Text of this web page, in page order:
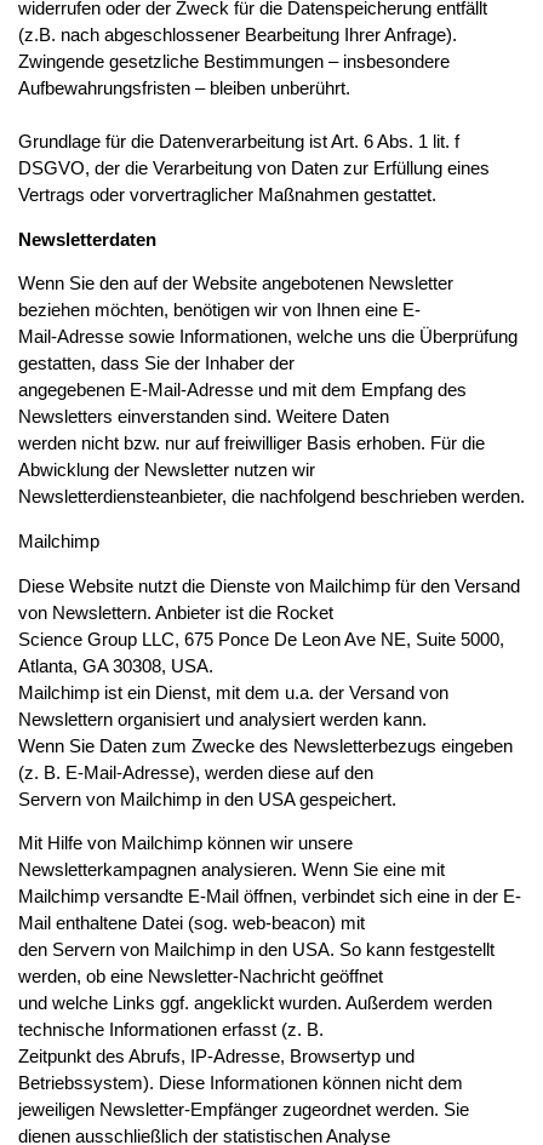
widerrufen oder der Zweck für die Datenspeicherung entfällt
(z.B. nach abgeschlossener Bearbeitung Ihrer Anfrage).
Zwingende gesetzliche Bestimmungen – insbesondere
Aufbewahrungsfristen – bleiben unberührt.
Grundlage für die Datenverarbeitung ist Art. 6 Abs. 1 lit. f
DSGVO, der die Verarbeitung von Daten zur Erfüllung eines
Vertrags oder vorvertraglicher Maßnahmen gestattet.
Newsletterdaten
Wenn Sie den auf der Website angebotenen Newsletter
beziehen möchten, benötigen wir von Ihnen eine E-
Mail-Adresse sowie Informationen, welche uns die Überprüfung
gestatten, dass Sie der Inhaber der
angegebenen E-Mail-Adresse und mit dem Empfang des
Newsletters einverstanden sind. Weitere Daten
werden nicht bzw. nur auf freiwilliger Basis erhoben. Für die
Abwicklung der Newsletter nutzen wir
Newsletterdiensteanbieter, die nachfolgend beschrieben werden.
Mailchimp
Diese Website nutzt die Dienste von Mailchimp für den Versand
von Newslettern. Anbieter ist die Rocket
Science Group LLC, 675 Ponce De Leon Ave NE, Suite 5000,
Atlanta, GA 30308, USA.
Mailchimp ist ein Dienst, mit dem u.a. der Versand von
Newslettern organisiert und analysiert werden kann.
Wenn Sie Daten zum Zwecke des Newsletterbezugs eingeben
(z. B. E-Mail-Adresse), werden diese auf den
Servern von Mailchimp in den USA gespeichert.
Mit Hilfe von Mailchimp können wir unsere
Newsletterkampagnen analysieren. Wenn Sie eine mit
Mailchimp versandte E-Mail öffnen, verbindet sich eine in der E-
Mail enthaltene Datei (sog. web-beacon) mit
den Servern von Mailchimp in den USA. So kann festgestellt
werden, ob eine Newsletter-Nachricht geöffnet
und welche Links ggf. angeklickt wurden. Außerdem werden
technische Informationen erfasst (z. B.
Zeitpunkt des Abrufs, IP-Adresse, Browsertyp und
Betriebssystem). Diese Informationen können nicht dem
jeweiligen Newsletter-Empfänger zugeordnet werden. Sie
dienen ausschließlich der statistischen Analyse